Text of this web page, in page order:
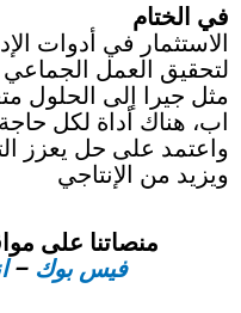
في الختام
الاستثمار في أدوات
لتحقيق العمل الجماعي
مثل جيرا إلى الحلول
اب، هناك أداة لكل
واعتمد على حل يعزز
ويزيد من الإنتاجي
منصاتنا على
فيس بوك –